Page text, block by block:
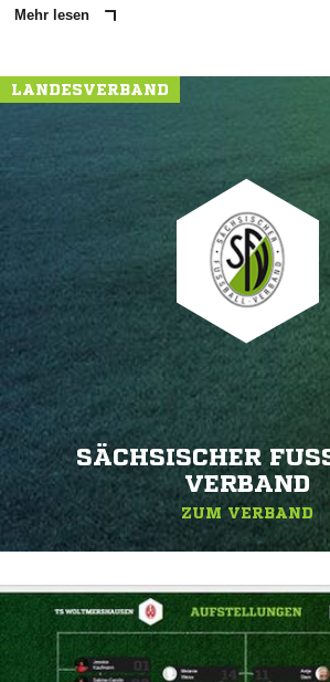
Mehr lesen
LANDESVERBAND
SÄCHSISCHER
ERBAND
ZUM VERBAND